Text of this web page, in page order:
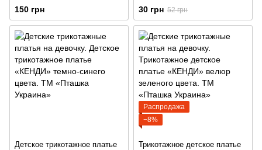
150 грн 30 грн 52 грн
Детское трикотажное платье
Распродажа
−8%
Трикотажное детское платье